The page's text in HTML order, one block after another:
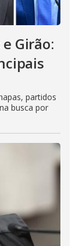
Girão:
partidos
busca por